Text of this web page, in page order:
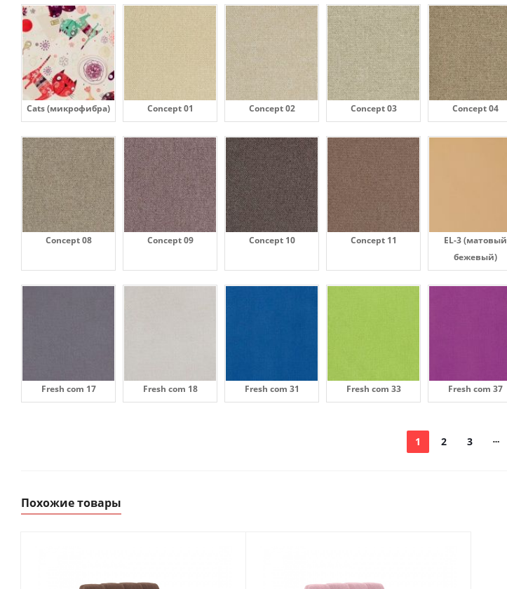
Cats (микрофибра) Concept 01 Concept 02 Concept 03 Concept 04
Concept 08 Concept 09 Concept 10 Concept 11
EL-3 (матовый
бежевый)
Fresh com 17 Fresh com 18 Fresh com 31 Fresh com 33 Fresh com 37
1 2 3
Похожие товары